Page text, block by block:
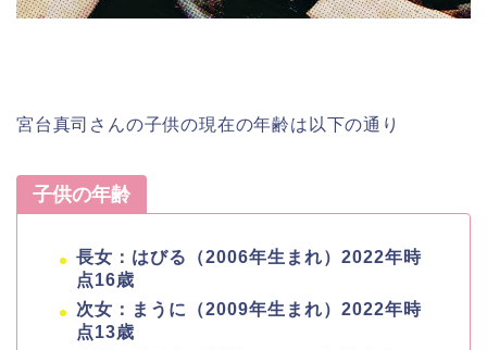
宮台真司さんの子供の現在の年齢は以下の通り
子供の年齢
長女：はびる（2006年生まれ）2022年時
点16歳
次女：まうに（2009年生まれ）2022年時
点13歳